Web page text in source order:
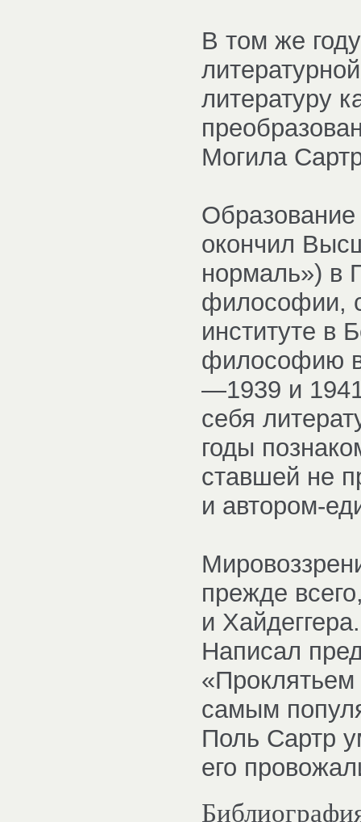
В том же
литературу
Могила
окончил
нормаль») в
философии,
институте в
философию
—1939 и
себя
годы
ставшей не
и автором-
прежде
и
Написал
самым
Поль Сартр
его